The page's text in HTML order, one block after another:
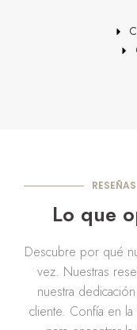
Lo que
Descubre por qué
vez. Nuestras
nuestra
cliente. Confía en